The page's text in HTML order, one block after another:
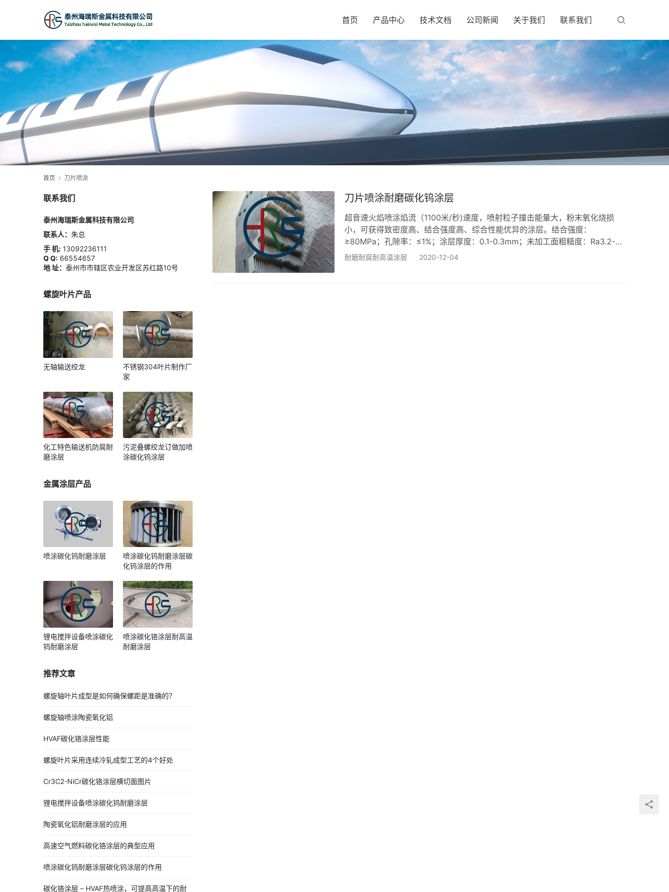
首页 产品中心 技术文档 公司新闻 关于我们 联系我们
首页 刀片喷涂
刀片喷涂耐磨碳化钨涂层
超音速火焰喷涂焰流（1100米/秒)速度，喷射粒子撞击能量大，粉末氧化烧损
小，可获得致密度高、结合强度高、综合性能优异的涂层。结合强度：
≥80MPa；孔隙率：≤1%；涂层厚度：0.1-0.3mm；未加工面粗糙度：Ra3.2-6.
喷涂涂层如下： 名称 性能及应用 显微硬度 使用温度 WC-12Co 优良的耐磨损
耐磨耐腐耐高温涂层 2020-12-04
联系我们
泰州海瑞斯金属科技有限公司
联系人： 朱总
手 机: 13092236111
Q Q: 66554657
地 址： 泰州市市辖区农业开发区苏红路10号
螺旋叶片产品
无轴输送绞龙
不锈钢304叶片制作厂
家
化工特色输送机防腐耐
磨涂层
污泥叠螺绞龙订做加喷
涂碳化钨涂层
金属涂层产品
喷涂碳化钨耐磨涂层
喷涂碳化钨耐磨涂层碳
化钨涂层的作用
锂电搅拌设备喷涂碳化
钨耐磨涂层
喷涂碳化铬涂层耐高温
耐磨涂层
推荐文章
螺旋轴叶片成型是如何确保螺距是准确的？
螺旋轴喷涂陶瓷氧化铝
HVAF碳化铬涂层性能
螺旋叶片采用连续冷轧成型工艺的4个好处
Cr3C2-NiCr碳化铬涂层横切面图片
锂电搅拌设备喷涂碳化钨耐磨涂层
陶瓷氧化铝耐磨涂层的应用
高速空气燃料碳化铬涂层的典型应用
喷涂碳化钨耐磨涂层碳化钨涂层的作用
碳化铬涂层 – HVAF热喷涂，可提高高温下的耐